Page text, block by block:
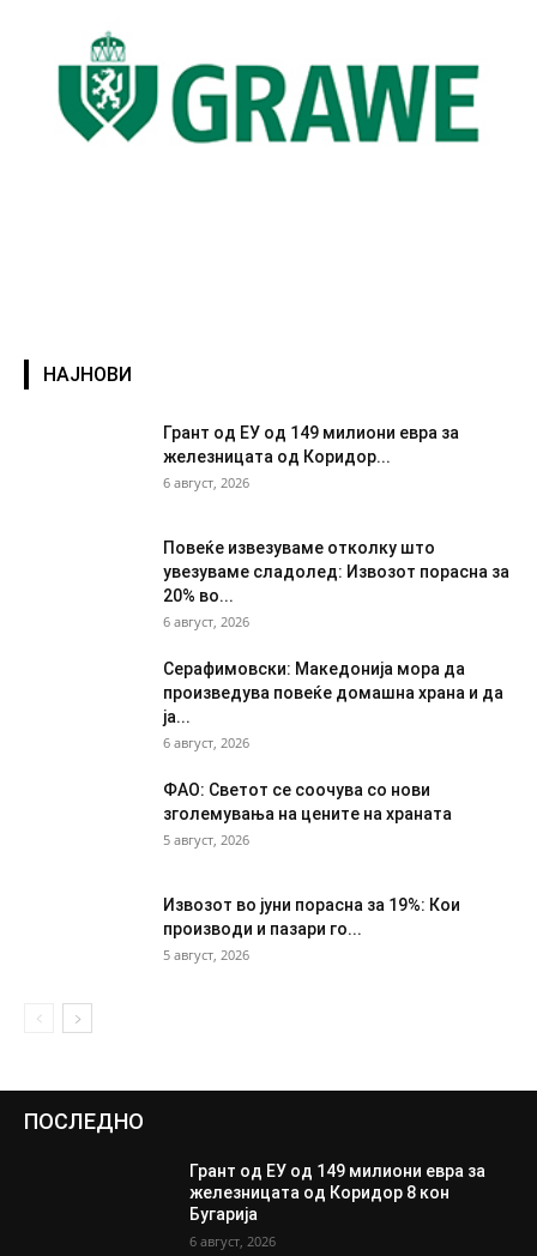
НАЈНОВИ
Грант од ЕУ од 149 милиони евра за
железницата од Коридор...
6 август, 2026
Повеќе извезуваме отколку што
увезуваме сладолед: Извозот порасна за
20% во...
6 август, 2026
Серафимовски: Македонија мора да
произведува повеќе домашна храна и да
ја...
6 август, 2026
ФАО: Светот се соочува со нови
зголемувања на цените на храната
5 август, 2026
Извозот во јуни порасна за 19%: Кои
производи и пазари го...
5 август, 2026
ПОСЛЕДНО
Грант од ЕУ од 149 милиони евра за
железницата од Коридор 8 кон
Бугарија
6 август, 2026